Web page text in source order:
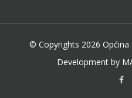
© Copyrights 2026 Općina
Development by